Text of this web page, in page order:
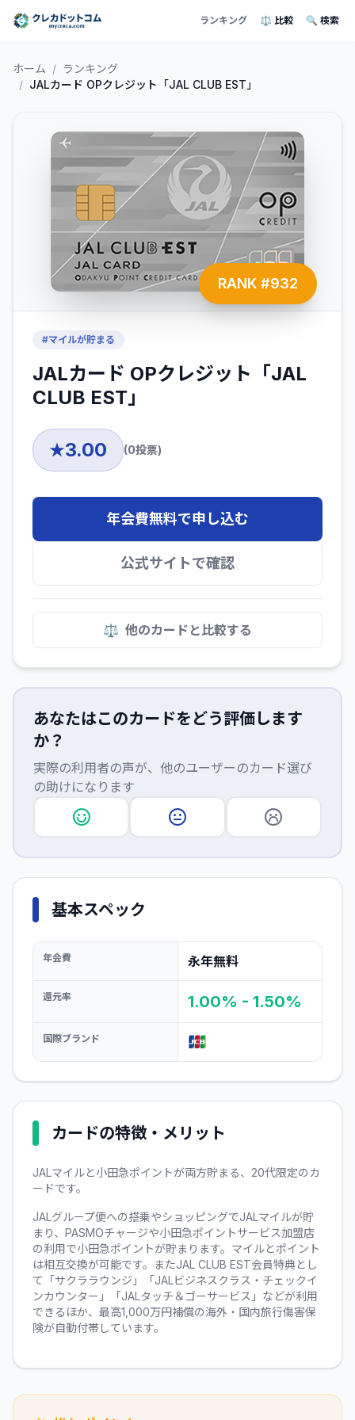
ランキング ⚖️ 比較 🔍 検索
ホーム / ランキング
/ JALカード OPクレジット「JAL CLUB EST」
RANK #932
#マイルが貯まる
JALカード OPクレジット「JAL
CLUB EST」
★3.00 (0投票)
年会費無料で申し込む
公式サイトで確認
⚖️ 他のカードと比較する
あなたはこのカードをどう評価します
か？
実際の利用者の声が、他のユーザーのカード選び
の助けになります
基本スペック
年会費 永年無料
還元率 1.00% - 1.50%
国際ブランド
カードの特徴・メリット
JALマイルと小田急ポイントが両方貯まる、20代限定のカ
ードです。
JALグループ便への搭乗やショッピングでJALマイルが貯
まり、PASMOチャージや小田急ポイントサービス加盟店
の利用で小田急ポイントが貯まります。マイルとポイント
は相互交換が可能です。またJAL CLUB EST会員特典とし
て「サクララウンジ」「JALビジネスクラス・チェックイ
ンカウンター」「JALタッチ＆ゴーサービス」などが利用
できるほか、最高1,000万円補償の海外・国内旅行傷害保
険が自動付帯しています。